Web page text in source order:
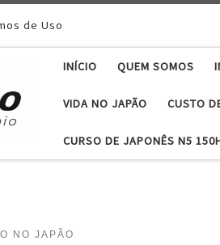
de Uso
INÍCIO QUEM SOMOS
VIDA NO JAPÃO CUSTO
CURSO DE JAPONÊS N5
NO JAPÃO